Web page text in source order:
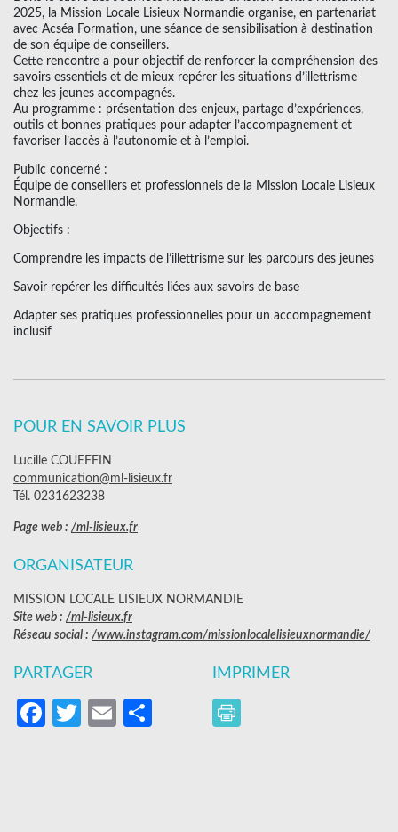
2025, la Mission Locale Lisieux Normandie organise, en partenariat
avec Acséa Formation, une séance de sensibilisation à destination
de son équipe de conseillers.
Cette rencontre a pour objectif de renforcer la compréhension des
savoirs essentiels et de mieux repérer les situations d’illettrisme
chez les jeunes accompagnés.
Au programme : présentation des enjeux, partage d’expériences,
outils et bonnes pratiques pour adapter l’accompagnement et
favoriser l’accès à l’autonomie et à l’emploi.
Public concerné :
Équipe de conseillers et professionnels de la Mission Locale Lisieux
Normandie.
Objectifs :
Comprendre les impacts de l’illettrisme sur les parcours des jeunes
Savoir repérer les difficultés liées aux savoirs de base
Adapter ses pratiques professionnelles pour un accompagnement
inclusif
POUR EN SAVOIR PLUS
Lucille COUEFFIN
communication@ml-lisieux.fr
Tél. 0231623238
Page web : /ml-lisieux.fr
ORGANISATEUR
MISSION LOCALE LISIEUX NORMANDIE
Site web : /ml-lisieux.fr
Réseau social : /www.instagram.com/missionlocalelisieuxnormandie/
PARTAGER
Facebook
Twitter
EmailPartager
IMPRIMER